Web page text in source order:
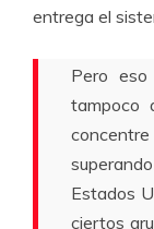
entrega el
Pero
tampoco
Estados
ciertos